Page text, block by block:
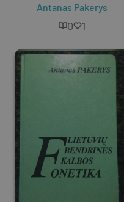
Antanas Pakerys
0 1